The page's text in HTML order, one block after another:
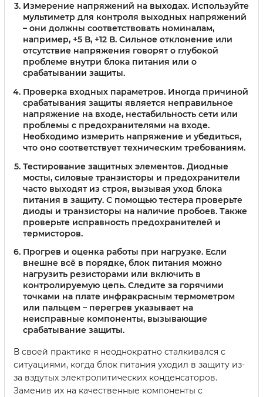
Измерение напряжений на выходах. Используйте
мультиметр для контроля выходных напряжений
– они должны соответствовать номиналам,
например, +5 В, +12 В. Сильное отклонение или
отсутствие напряжения говорят о глубокой
проблеме внутри блока питания или о
срабатывании защиты.
Проверка входных параметров. Иногда причиной
срабатывания защиты является неправильное
напряжение на входе, нестабильность сети или
проблемы с предохранителями на входе.
Необходимо измерить напряжение и убедиться,
что оно соответствует техническим требованиям.
Тестирование защитных элементов. Диодные
мосты, силовые транзисторы и предохранители
часто выходят из строя, вызывая уход блока
питания в защиту. С помощью тестера проверьте
диоды и транзисторы на наличие пробоев. Также
проверьте исправность предохранителей и
термисторов.
Прогрев и оценка работы при нагрузке. Если
внешне всё в порядке, блок питания можно
нагрузить резисторами или включить в
контролируемую цепь. Следите за горячими
точками на плате инфракрасным термометром
или пальцем – перегрев указывает на
неисправные компоненты, вызывающие
срабатывание защиты.
В своей практике я неоднократно сталкивался с
ситуациями, когда блок питания уходил в защиту из-
за вздутых электролитических конденсаторов.
Заменив их на качественные компоненты с